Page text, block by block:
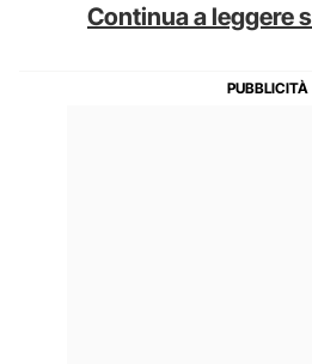
Continua a leggere